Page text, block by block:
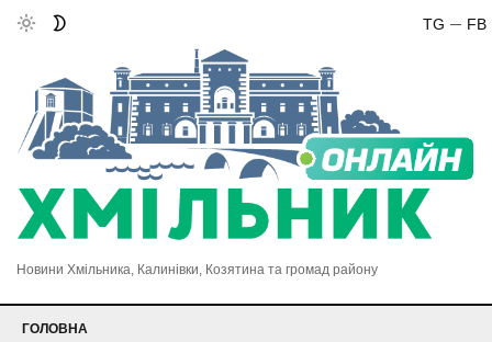
FB
TG
Новини Хмільника, Калинівки, Козятина та громад району
ГОЛОВНА